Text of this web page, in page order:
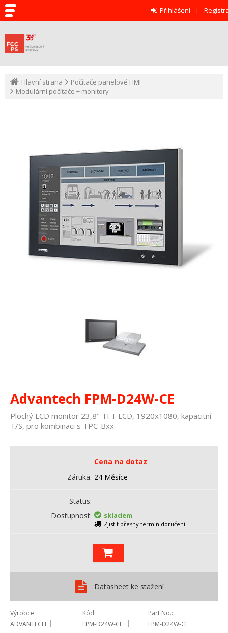
Přihlášení
Hlavní strana
Počítače panelové HMI
Modulární počítače + monitory
Advantech FPM-D24W-CE
Plochý LCD monitor 23,8" TFT LCD, 1920x1080, kapacitní
T/S, pro kombinaci s TPC-Bxx
Cena na dotaz
Záruka 24 Měsíce
Status
Dostupnost
skladem
Zjistit přesný termín doručení
Datasheet ke stažení
Výrobce
ADVANTECH
Kód
FPM-D24W-CE
Part No.
FPM-D24W-CE